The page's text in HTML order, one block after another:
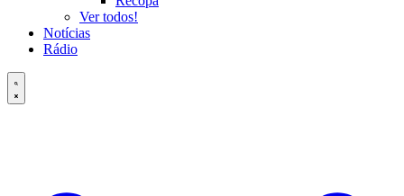
Ver todos!
Notícias
Rádio